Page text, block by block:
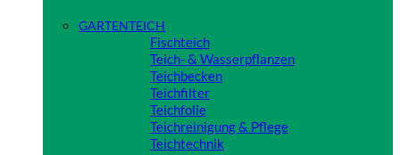
GARTENTEICH
Fischteich
Teich- & Wasserpflanzen
Teichbecken
Teichfilter
Teichfolie
Teichreinigung & Pflege
Teichtechnik